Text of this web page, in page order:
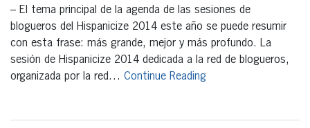
– El tema principal de la agenda de las sesiones de
blogueros del Hispanicize 2014 este año se puede resumir
con esta frase: más grande, mejor y más profundo. La
sesión de Hispanicize 2014 dedicada a la red de blogueros,
organizada por la red… Continue Reading